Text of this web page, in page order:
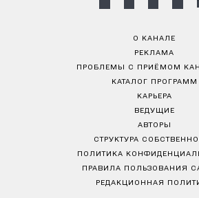
О КАНАЛЕ
РЕКЛАМА
ПРОБЛЕМЫ С ПРИЁМОМ
КАТАЛОГ ПРОГРАММ
КАРЬЕРА
ВЕДУЩИЕ
АВТОРЫ
СТРУКТУРА
ПОЛИТИКА
ПРАВИЛА ПОЛЬЗОВАНИЯ
РЕДАКЦИОННАЯ